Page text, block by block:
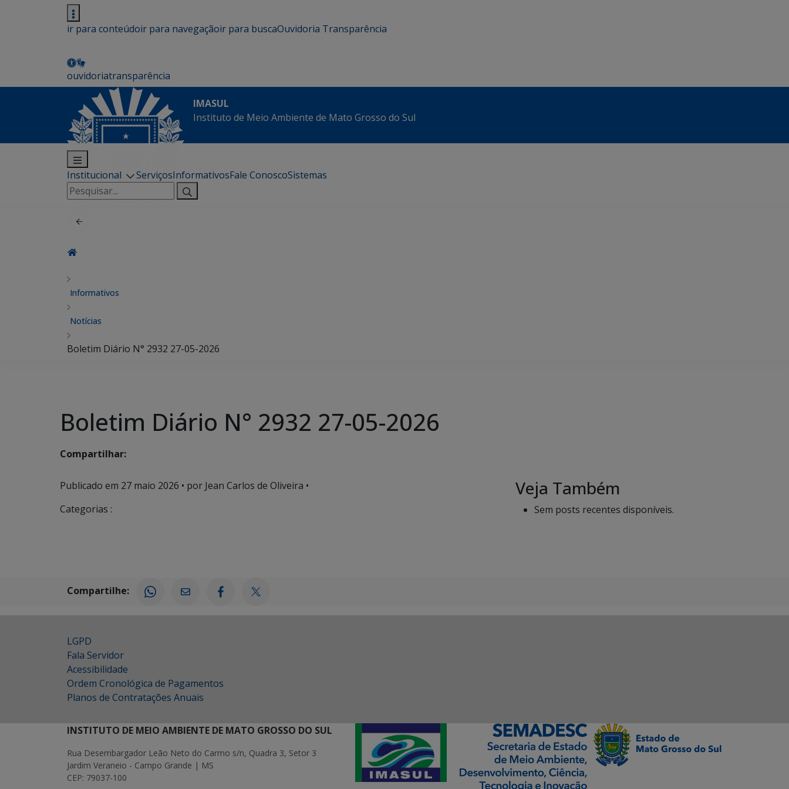
ir para conteúdoir para navegaçãoir para buscaOuvidoria Transparência
ouvidoriatransparência
IMASUL
Instituto de Meio Ambiente de Mato Grosso do Sul
Institucional ServiçosInformativosFale ConoscoSistemas
Pesquisar
por:
Informativos
Notícias
Boletim Diário N° 2932 27-05-2026
Boletim Diário N° 2932 27-05-2026
Compartilhar:
Publicado em 27 maio 2026 • por Jean Carlos de Oliveira •
Categorias :
Veja Também
Sem posts recentes disponíveis.
Compartilhe:
LGPD
Fala Servidor
Acessibilidade
Ordem Cronológica de Pagamentos
Planos de Contratações Anuais
INSTITUTO DE MEIO AMBIENTE DE MATO GROSSO DO SUL
Rua Desembargador Leão Neto do Carmo s/n, Quadra 3, Setor 3
Jardim Veraneio - Campo Grande | MS
CEP: 79037-100